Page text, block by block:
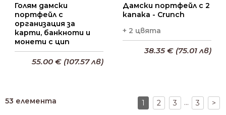
Голям дамски
портфейл с
организация за
карти, банкноти и
монети с цип
55.00 € (107.57 лв)
Дамски портфейл с 2
капака - Crunch
+ 2 цвята
38.35 € (75.01 лв)
53 елемента 1 2 3 ... 3 >